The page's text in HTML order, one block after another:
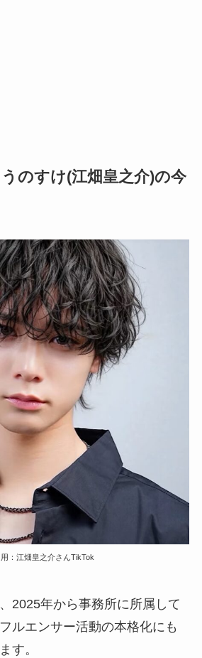
うのすけ(江畑皇之介)の今
用：江畑皇之介さんTikTok
2025年から事務所に所属して
ルエンサー活動の本格化にも
す。